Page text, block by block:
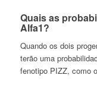
Quais as
Alfa1?
Quando os dois
terão uma
fenotipo PIZZ, como